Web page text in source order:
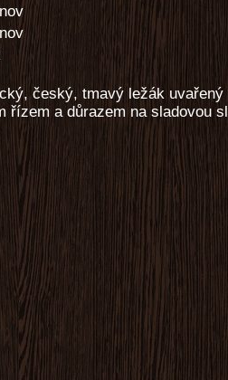
český, tmavý ležák
řízem a důrazem na sladovou